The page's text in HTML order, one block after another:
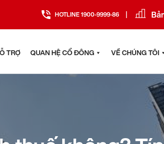
HOTLINE 1900-9999-86 |
TRỢ QUAN HỆ CỔ ĐÔNG VỀ CHÚNG TÔI